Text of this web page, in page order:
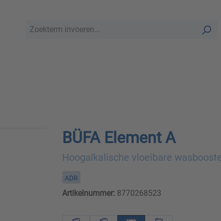
BÜFA Element A
Hoogalkalische vloeibare
ADR
Artikelnummer:8770268523